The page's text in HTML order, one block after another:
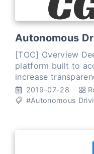
Autonomous
[TOC] Overview Deepdrive is an open simulation
platform built to
increase
learning with
2019-07-28
#Autonomous